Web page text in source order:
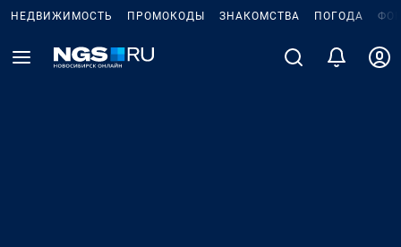
НЕДВИЖИМОСТЬ ПРОМОКОДЫ ЗНАКОМСТВА ПОГОДА